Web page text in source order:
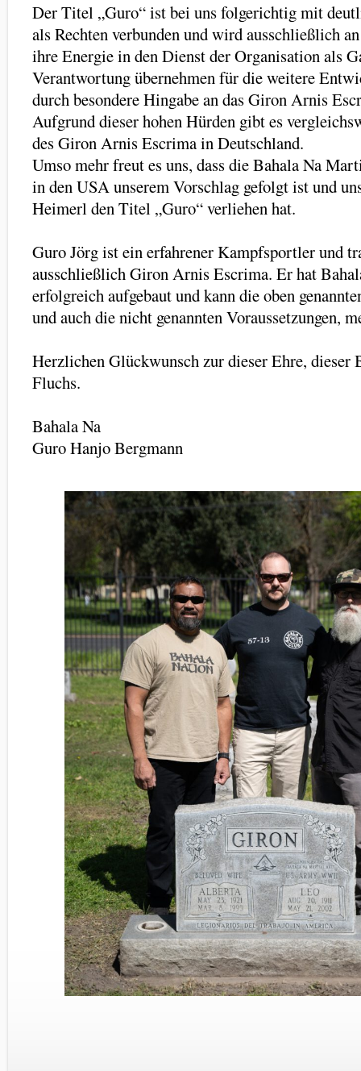
Der Titel „Guro“ ist bei uns folgerichtig mit
als Rechten verbunden und wird ausschließlich
ihre Energie in den Dienst der Organisation als
Verantwortung übernehmen für die weitere
durch besondere Hingabe an das Giron Arnis
Aufgrund dieser hohen Hürden gibt es
des Giron Arnis Escrima in Deutschland.
Umso mehr freut es uns, dass die Bahala Na
in den USA unserem Vorschlag gefolgt ist und
Heimerl den Titel „Guro“ verliehen hat.
Guro Jörg ist ein erfahrener Kampfsportler und
ausschließlich Giron Arnis Escrima. Er hat
erfolgreich aufgebaut und kann die oben
und auch die nicht genannten Voraussetzungen,
Herzlichen Glückwunsch zur dieser Ehre, dieser
Fluchs.
Bahala Na
Guro Hanjo Bergmann